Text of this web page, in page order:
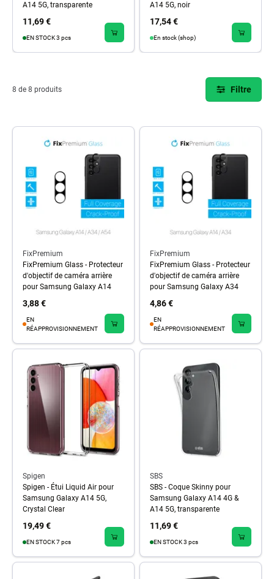
A14 5G, transparente
11,69 €
EN STOCK 3 pcs
A14 5G, noir
17,54 €
En stock (shop)
8 de 8 produits Filtre
FixPremium
FixPremium Glass - Protecteur
d'objectif de caméra arrière
pour Samsung Galaxy A14
3,88 €
EN
RÉAPPROVISIONNEMENT
FixPremium
FixPremium Glass - Protecteur
d'objectif de caméra arrière
pour Samsung Galaxy A34
4,86 €
EN
RÉAPPROVISIONNEMENT
Spigen
Spigen - Étui Liquid Air pour
Samsung Galaxy A14 5G,
Crystal Clear
19,49 €
EN STOCK 7 pcs
SBS
SBS - Coque Skinny pour
Samsung Galaxy A14 4G &
A14 5G, transparente
11,69 €
EN STOCK 3 pcs